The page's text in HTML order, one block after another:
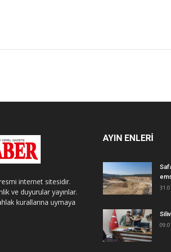
internet sitesidir.
ve duyurular yayınlar.
kurallarına uymaya
AYIN ENLERİ